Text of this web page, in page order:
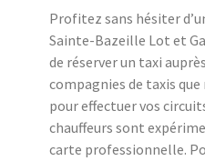
Profitez sans hésiter
Sainte-Bazeille Lot et
de réserver un taxi
compagnies de taxis
pour effectuer vos
chauffeurs sont
carte professionnelle.